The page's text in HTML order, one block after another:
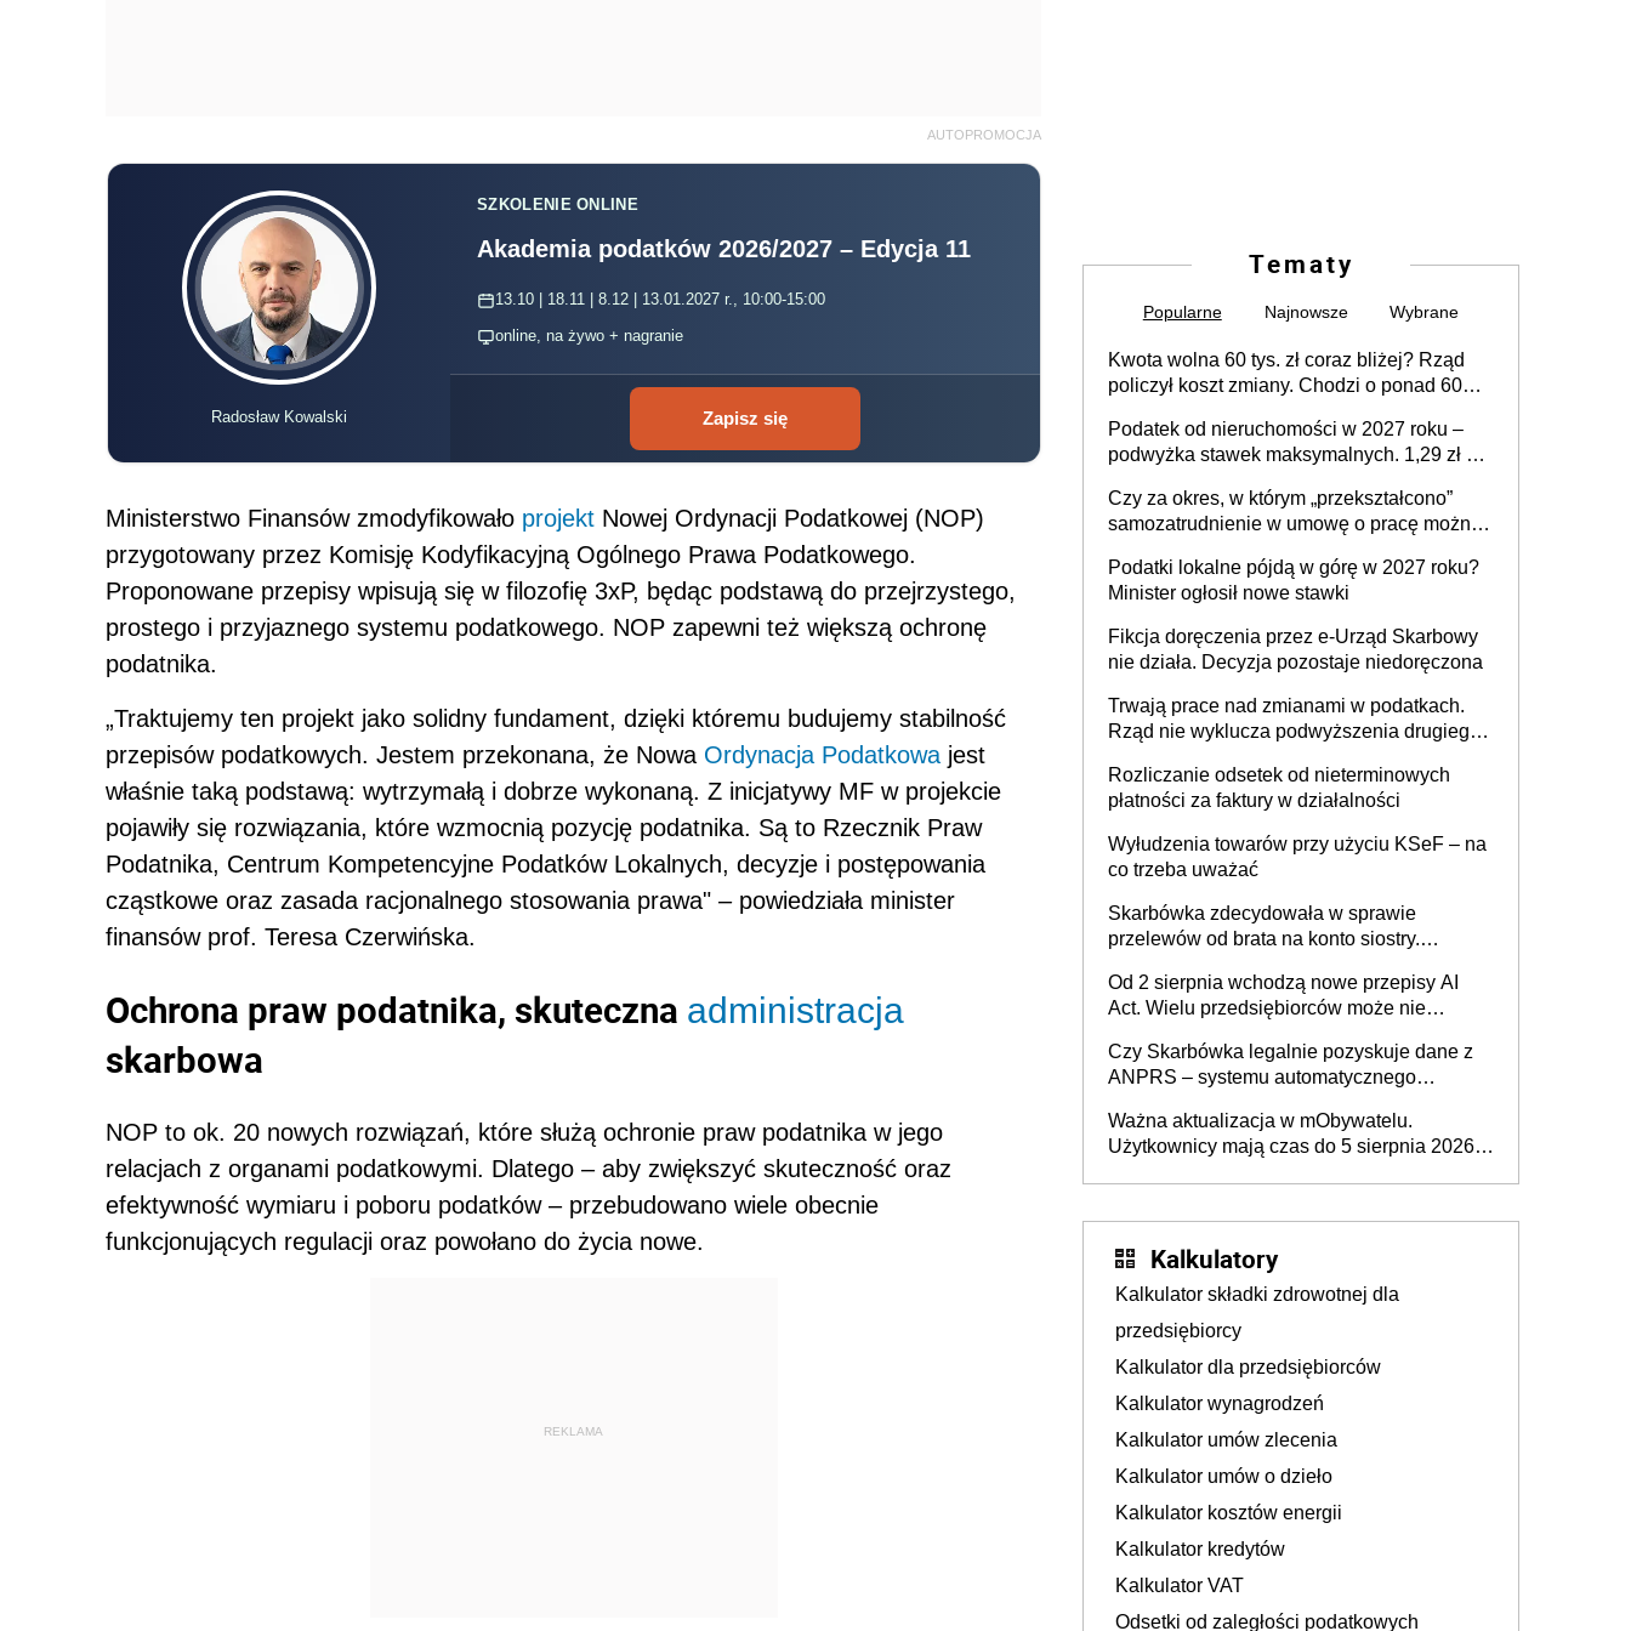
AUTOPROMOCJA
Radosław Kowalski
SZKOLENIE ONLINE
Akademia podatków 2026/2027 – Edycja 11
13.10 | 18.11 | 8.12 | 13.01.2027 r., 10:00-15:00
online, na żywo + nagranie
Zapisz się
Ministerstwo Finansów zmodyfikowało projekt Nowej Ordynacji Podatkowej (NOP)
przygotowany przez Komisję Kodyfikacyjną Ogólnego Prawa Podatkowego.
Proponowane przepisy wpisują się w filozofię 3xP, będąc podstawą do przejrzystego,
prostego i przyjaznego systemu podatkowego. NOP zapewni też większą ochronę
podatnika.
„Traktujemy ten projekt jako solidny fundament, dzięki któremu budujemy stabilność
przepisów podatkowych. Jestem przekonana, że Nowa Ordynacja Podatkowa jest
właśnie taką podstawą: wytrzymałą i dobrze wykonaną. Z inicjatywy MF w projekcie
pojawiły się rozwiązania, które wzmocnią pozycję podatnika. Są to Rzecznik Praw
Podatnika, Centrum Kompetencyjne Podatków Lokalnych, decyzje i postępowania
cząstkowe oraz zasada racjonalnego stosowania prawa" – powiedziała minister
finansów prof. Teresa Czerwińska.
Ochrona praw podatnika, skuteczna administracja
skarbowa
NOP to ok. 20 nowych rozwiązań, które służą ochronie praw podatnika w jego
relacjach z organami podatkowymi. Dlatego – aby zwiększyć skuteczność oraz
efektywność wymiaru i poboru podatków – przebudowano wiele obecnie
funkcjonujących regulacji oraz powołano do życia nowe.
REKLAMA
Tematy
Popularne Najnowsze Wybrane
Kwota wolna 60 tys. zł coraz bliżej? Rząd
policzył koszt zmiany. Chodzi o ponad 60
Podatek od nieruchomości w 2027 roku –
podwyżka stawek maksymalnych. 1,29 zł za
budynków i lokali związanych z
prowadzeniem działalności gospodarczej
Czy za okres, w którym „przekształcono”
samozatrudnienie w umowę o pracę można
umowy cywilnoprawnej jedynym
racjonalnym wyjściem
Podatki lokalne pójdą w górę w 2027 roku?
Minister ogłosił nowe stawki
Fikcja doręczenia przez e-Urząd Skarbowy
nie działa. Decyzja pozostaje niedoręczona
Trwają prace nad zmianami w podatkach.
Rząd nie wyklucza podwyższenia drugiego
Rozliczanie odsetek od nieterminowych
płatności za faktury w działalności
Wyłudzenia towarów przy użyciu KSeF – na
co trzeba uważać
Skarbówka zdecydowała w sprawie
przelewów od brata na konto siostry.
darowizna, ale podatku jednak nie będzie
Od 2 sierpnia wchodzą nowe przepisy AI
Act. Wielu przedsiębiorców może nie
Czy Skarbówka legalnie pozyskuje dane z
ANPRS – systemu automatycznego
pojazdów z kamer drogowych?
Ważna aktualizacja w mObywatelu.
Użytkownicy mają czas do 5 sierpnia 2026
Kalkulatory
Kalkulator składki zdrowotnej dla
przedsiębiorcy
Kalkulator dla przedsiębiorców
Kalkulator wynagrodzeń
Kalkulator umów zlecenia
Kalkulator umów o dzieło
Kalkulator kosztów energii
Kalkulator kredytów
Kalkulator VAT
Odsetki od zaległości podatkowych